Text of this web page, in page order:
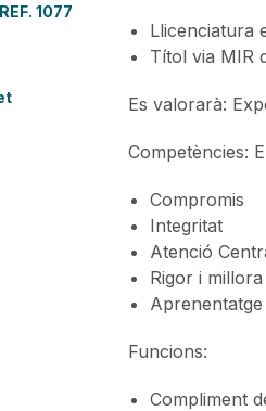
1077
Llicenciatura
Títol via MIR
Es valorarà:
Competències:
Compromis
Integritat
Atenció
Rigor i
Aprenentatge
Funcions:
Compliment